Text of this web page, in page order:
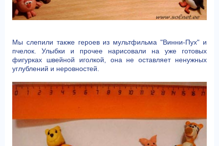
Мы слепили также героев из мультфильма "Винни-Пух" и
пчелок. Улыбки и прочее нарисовали на уже готовых
фигурках швейной иголкой, она не оставляет ненужных
углублений и неровностей.